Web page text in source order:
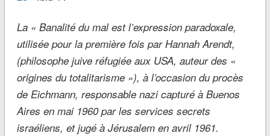
La « Banalité du mal est l’expression paradoxale,
utilisée pour la première fois par Hannah Arendt,
(philosophe juive réfugiée aux USA, auteur des «
origines du totalitarisme »), à l’occasion du procès
de Eichmann, responsable nazi capturé à Buenos
Aires en mai 1960 par les services secrets
israéliens, et jugé à Jérusalem en avril 1961.